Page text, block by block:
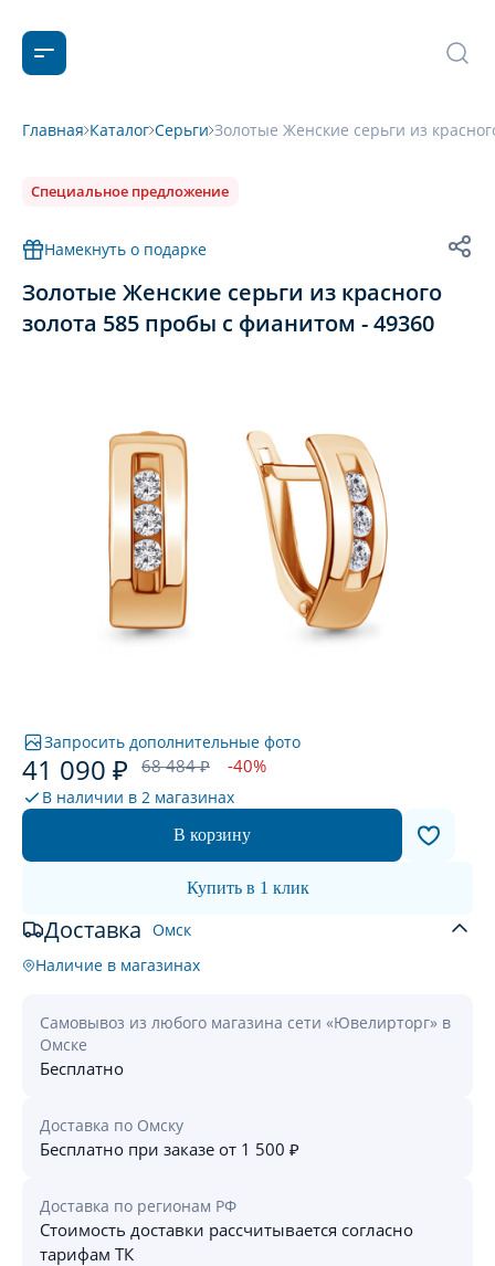
Главная Каталог Серьги Золотые Женские серьги из
Специальное предложение
Намекнуть о подарке
Золотые Женские серьги из красного
золота 585 пробы с фианитом - 49360
Запросить дополнительные фото
41 090 ₽ 68 484 ₽ -40%
В наличии в 2 магазинах
В корзину
Купить в 1 клик
Доставка Омск
Наличие в магазинах
Самовывоз из любого магазина сети «Ювелирторг» в
Омске
Бесплатно
Доставка по Омску
Бесплатно при заказе от 1 500 ₽
Доставка по регионам РФ
Стоимость доставки рассчитывается согласно
тарифам ТК